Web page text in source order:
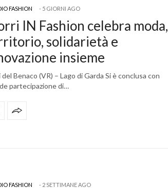
FASHION 5 GIORNI AGO
IN Fashion celebra moda,
solidarietà e
insieme
del Benaco (VR) – Lago di Garda Si è conclusa con
partecipazione di…
FASHION 2 SETTIMANE AGO